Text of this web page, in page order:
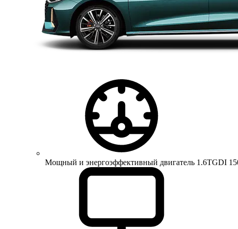
Мощный и энергоэффективный двигатель 1.6TGDI